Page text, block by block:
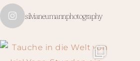
silvianeumannphotography